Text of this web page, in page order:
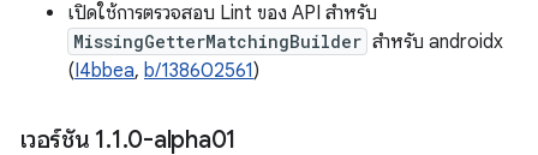
เปิดใช้การตรวจสอบ Lint ของ API สำหรับ
MissingGetterMatchingBuilder สำหรับ androidx
(I4bbea, b/138602561)
เวอร์ชัน 1.1.0-alpha01